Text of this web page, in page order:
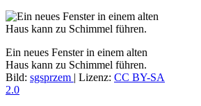
Ein neues Fenster in einem alten
Haus kann zu Schimmel führen.
Bild: sgsprzem | Lizenz: CC BY-SA
2.0